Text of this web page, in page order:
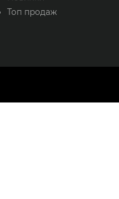
Топ продаж